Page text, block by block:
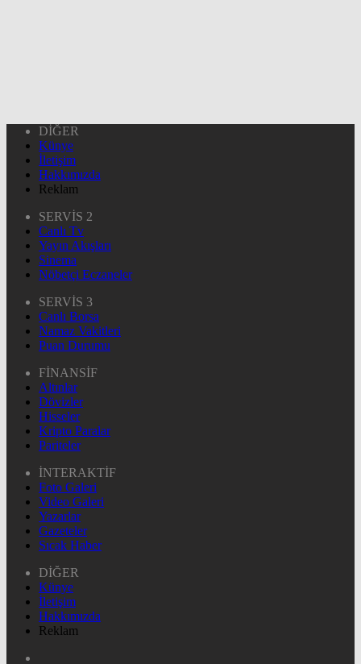
DİĞER
Künye
İletişim
Hakkımızda
Reklam
SERVİS 2
Canlı Tv
Yayın Akışları
Sinema
Nöbetçi Eczaneler
SERVİS 3
Canlı Borsa
Namaz Vakitleri
Puan Durumu
FİNANSİF
Altınlar
Dövizler
Hisseler
Kripto Paralar
Pariteler
İNTERAKTİF
Foto Galeri
Video Galeri
Yazarlar
Gazeteler
Sıcak Haber
DİĞER
Künye
İletişim
Hakkımızda
Reklam